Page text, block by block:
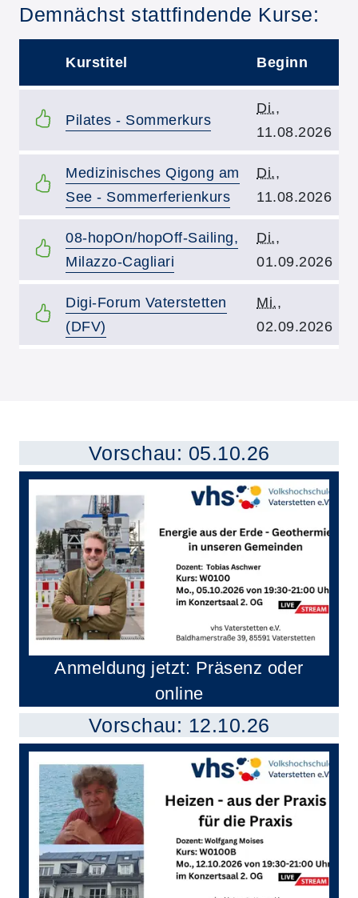
Demnächst stattfindende Kurse:
Kurstitel Beginn
Kurstitel:
Pilates - Sommerkurs
Kursbeginn:
Di.,
11.08.2026
Kurstitel:
Medizinisches Qigong am
See - Sommerferienkurs
Kursbeginn:
Di.,
11.08.2026
Kurstitel:
08-hopOn/hopOff-Sailing,
Milazzo-Cagliari
Kursbeginn:
Di.,
01.09.2026
Kurstitel:
Digi-Forum Vaterstetten
(DFV)
Kursbeginn:
Mi.,
02.09.2026
Vorschau: 05.10.26
Anmeldung jetzt: Präsenz oder
online
Vorschau: 12.10.26